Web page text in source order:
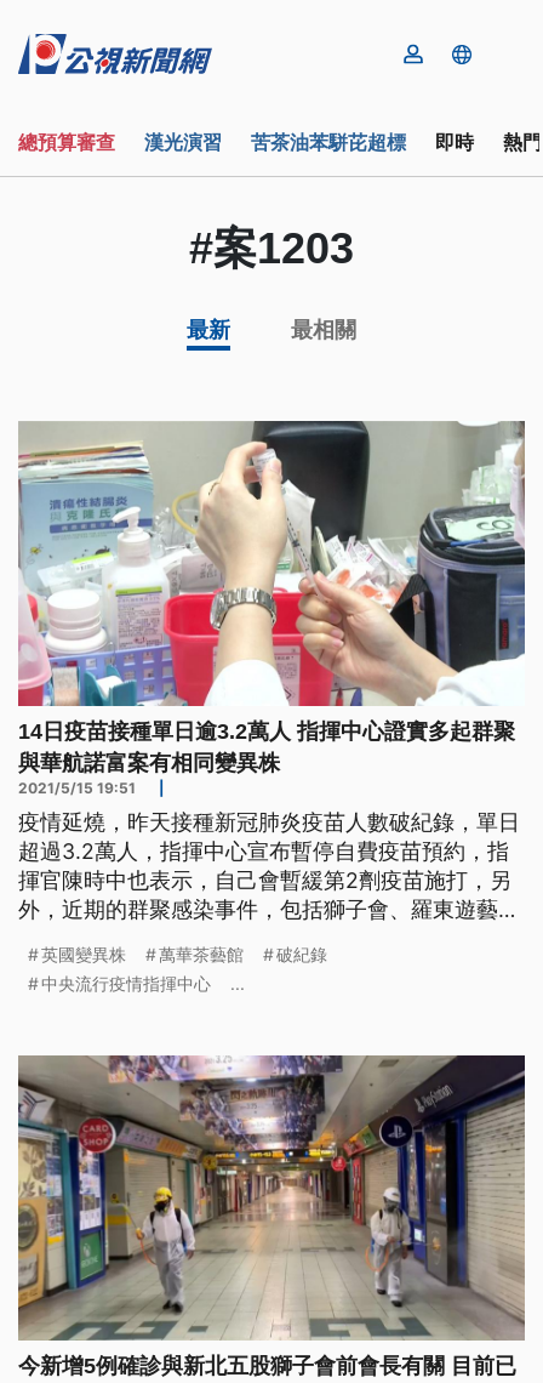
總預算審查 漢光演習 苦茶油苯駢芘超標 即時 熱
#案1203
最新 最相關
14日疫苗接種單日逾3.2萬人 指揮中心證實多起群聚
與華航諾富案有相同變異株
2021/5/15 19:51
疫情延燒，昨天接種新冠肺炎疫苗人數破紀錄，單日
超過3.2萬人，指揮中心宣布暫停自費疫苗預約，指
揮官陳時中也表示，自己會暫緩第2劑疫苗施打，另
外，近期的群聚感染事件，包括獅子會、羅東遊藝場
心證實和華航機師諾富特旅館案，多起個案有相同的
英國變異株，彼此具有高度關聯。 中央流行疫情指
苗)，因為現在打得很熱絡，我怎麼
英國變異株 萬華茶藝館
破紀錄
中央流行疫情指揮中心
...
今新增5例確診與新北五股獅子會前會長有關 目前已